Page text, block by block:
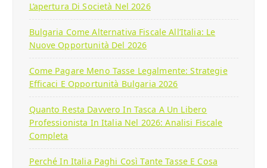
L’apertura Di Società Nel 2026
Bulgaria Come Alternativa Fiscale All’Italia: Le
Nuove Opportunità Del 2026
Come Pagare Meno Tasse Legalmente: Strategie
Efficaci E Opportunità Bulgaria 2026
Quanto Resta Davvero In Tasca A Un Libero
Professionista In Italia Nel 2026: Analisi Fiscale
Completa
Perché In Italia Paghi Così Tante Tasse E Cosa